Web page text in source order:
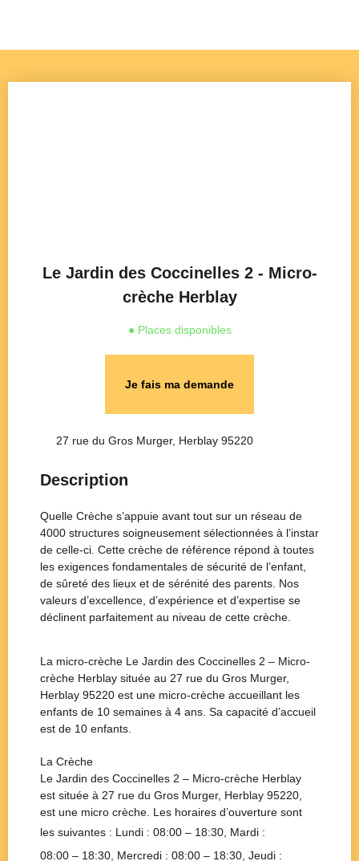
Le Jardin des Coccinelles 2 - Micro-
crèche Herblay
● Places disponibles
Je fais ma demande
27 rue du Gros Murger, Herblay 95220
Description
Quelle Crèche s’appuie avant tout sur un réseau de
4000 structures soigneusement sélectionnées à l’instar
de celle-ci. Cette crèche de référence répond à toutes
les exigences fondamentales de sécurité de l’enfant,
de sûreté des lieux et de sérénité des parents. Nos
valeurs d’excellence, d’expérience et d’expertise se
déclinent parfaitement au niveau de cette crèche.
La micro-crèche Le Jardin des Coccinelles 2 – Micro-
crèche Herblay située au 27 rue du Gros Murger,
Herblay 95220 est une micro-crèche accueillant les
enfants de 10 semaines à 4 ans. Sa capacité d’accueil
est de 10 enfants.
La Crèche
Le Jardin des Coccinelles 2 – Micro-crèche Herblay
est située à 27 rue du Gros Murger, Herblay 95220
est une micro crèche . Les horaires d’ouverture sont
les suivantes : Lundi : 08:00 – 18:30 , Mardi :
08:00 – 18:30 , Mercredi : 08:00 – 18:30 , Jeudi :